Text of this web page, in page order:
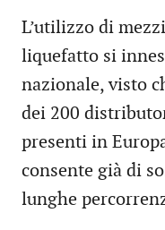
L’utilizzo di
liquefatto si
nazionale, visto
dei 200
presenti in
consente già di
lunghe